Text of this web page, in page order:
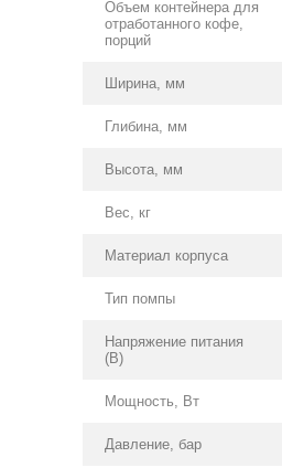
Объем контейнера для
отработанного кофе,
порций
Ширина, мм
Глибина, мм
Высота, мм
Вес, кг
Материал корпуса
Тип помпы
Напряжение питания
(В)
Мощность, Вт
Давление, бар